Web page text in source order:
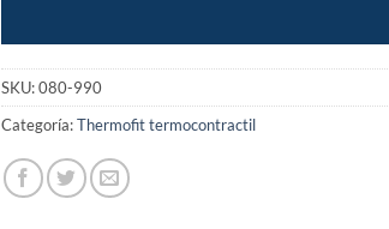
SKU:080-990
Categoría:Thermofit termocontractil